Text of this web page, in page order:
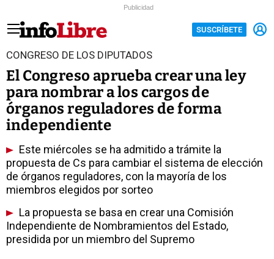
Publicidad
SUSCRÍBETE
CONGRESO DE LOS DIPUTADOS
El Congreso aprueba crear una ley
para nombrar a los cargos de
órganos reguladores de forma
independiente
Este miércoles se ha admitido a trámite la
propuesta de Cs para cambiar el sistema de elección
de órganos reguladores, con la mayoría de los
miembros elegidos por sorteo
La propuesta se basa en crear una Comisión
Independiente de Nombramientos del Estado,
presidida por un miembro del Supremo